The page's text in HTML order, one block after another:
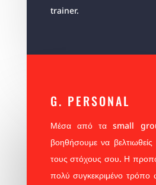
trainer.
G. PERSONAL
Μέσα από τα small
βοηθήσουμε να βελτιωθείς
τους στόχους σου. Η
πολύ συγκεκριμένο τρόπο